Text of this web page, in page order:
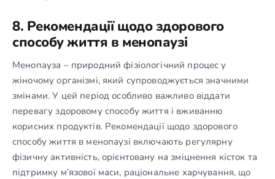
8. Рекомендації щодо здорового
способу життя в менопаузі
Менопауза – природний фізіологічний процес у
жіночому організмі, який супроводжується значними
змінами. У цей період особливо важливо віддати
перевагу здоровому способу життя і вживанню
корисних продуктів. Рекомендації щодо здорового
способу життя в менопаузі включають регулярну
фізичну активність, орієнтовану на зміцнення кісток та
підтримку м’язової маси, раціональне харчування, що